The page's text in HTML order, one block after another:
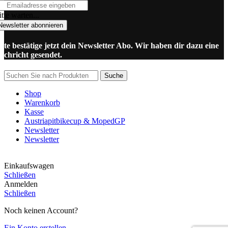
warten...
abonnieren
bestätige jetzt dein Newsletter Abo. Wir haben dir dazu eine
gesendet.
Suche
Shop
Warenkorb
Kasse
Austriapitbikecup & MopedGP
Newsletter
Newsletter
Einkaufswagen
Schließen
Anmelden
Schließen
Noch keinen Account?